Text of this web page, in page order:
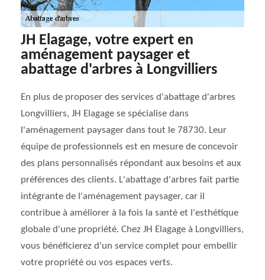
JH Elagage, votre expert en
aménagement paysager et
abattage d'arbres à Longvilliers
En plus de proposer des services d'abattage d'arbres
Longvilliers, JH Elagage se spécialise dans
l'aménagement paysager dans tout le 78730. Leur
équipe de professionnels est en mesure de concevoir
des plans personnalisés répondant aux besoins et aux
préférences des clients. L'abattage d'arbres fait partie
intégrante de l'aménagement paysager, car il
contribue à améliorer à la fois la santé et l'esthétique
globale d'une propriété. Chez JH Elagage à Longvilliers,
vous bénéficierez d'un service complet pour embellir
votre propriété ou vos espaces verts.